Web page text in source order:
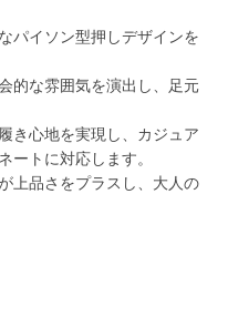
パイソン型押しデザインを
的な雰囲気を演出し、足元
き心地を実現し、カジュア
ートに対応します。
上品さをプラスし、大人の